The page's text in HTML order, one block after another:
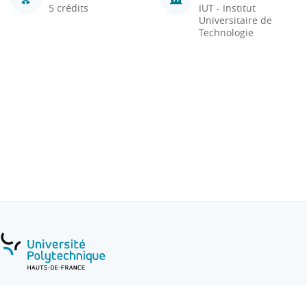
5 crédits
IUT - Institut
Universitaire de
Technologie